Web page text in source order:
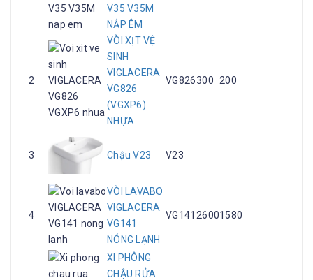
V35 V35M
NẮP ÊM
2
VÒI XỊT VỆ
SINH
VIGLACERA
VG826
(VGXP6)
NHỰA
VG826300 200
3 Chậu V23 V23
4
VÒI LAVABO
VIGLACERA
VG141
NÓNG LẠNH
VG141 26001580
XI PHÔNG
CHẬU RỬA